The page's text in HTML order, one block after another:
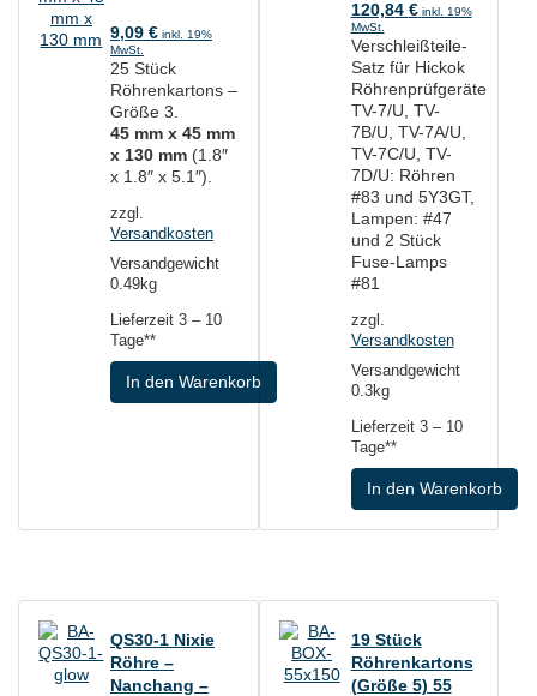
9,09 € inkl. 19%
MwSt.
25 Stück
Röhrenkartons –
Größe 3.
45 mm x 45 mm
x 130 mm(1.8″
x 1.8″ x 5.1″).
zzgl.
Versandkosten
Versandgewicht
0.49kg
Lieferzeit 3 – 10
Tage**
In den Warenkorb
120,84 € inkl. 19%
MwSt.
Verschleißteile-
Satz für Hickok
Röhrenprüfgeräte
TV-7/U, TV-
7B/U, TV-7A/U,
TV-7C/U, TV-
7D/U: Röhren
#83 und 5Y3GT,
Lampen: #47
und 2 Stück
Fuse-Lamps
#81
zzgl.
Versandkosten
Versandgewicht
0.3kg
Lieferzeit 3 – 10
Tage**
In den Warenkorb
QS30-1 Nixie
Röhre –
Nanchang –
19 Stück
Röhrenkartons
(Größe 5) 55